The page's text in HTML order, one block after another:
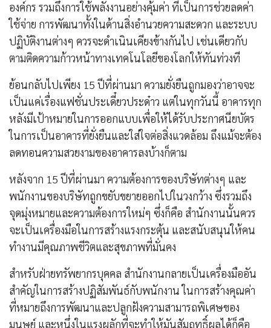
องค์กร รวมถึงการใช้พลังงานอย่างคุ้มค่า ที่เป็นการช่วยลดค่า
ใช้จ่าย การพัฒนาทั้งในด้านสิ่งอำนวยความสะดวก และระบบ
ปฏิบัติงานต่างๆ ควรจะดำเนินเคียงข้างกันไป เช่นเดียวกับ
ตามติดความก้าวหน้าทางเทคโนโลยีของโลกให้ทันท่วงที
ย้อนกลับไปเพียง 15 ปีที่ผ่านมา ความยั่งยืนถูกมองว่าอาจจะ
เป็นแค่เรื่องแฟชั่นประเดี๋ยวประด๋าว แต่ในทุกวันนี้ อาคารทุก
หลังมีเป้าหมายในการออกแบบเพื่อให้ได้รับประกาศนียบัตร
ในการเป็นอาคารที่ยั่งยืนและใส่ใจต่อสิ่งแวดล้อม ถึงแม้จะต้อง
ลดทอนความสวยงามของอาคารลงบ้างก็ตาม
หลังจาก 15 ปีที่ผ่านมา ความต้องการของบริษัทต่างๆ และ
พนักงานของบริษัทถูกขยับขยายออกไปในวงกว้าง ซึ่งรวมถึง
จุดมุ่งหมายและความต้องการใหม่ๆ ซึ่งก็คือ สำนักงานนั้นควร
จะเป็นเครื่องมือในการสร้างแรงกระตุ้น และสนับสนุนให้คน
ทำงานมีคุณภาพชีวิตและสุขภาพที่มั่นคง
สำหรับฝ่ายทรัพยากรบุคคล สำนักงานกลายเป็นเครื่องมืออัน
สำคัญในการสร้างปฏิสัมพันธ์กับพนักงาน ในการสร้างคุณค่า
ที่หมายถึงการพัฒนาและปลูกฝังความสามารถพิเศษของ
มนุษย์ และหนึ่งในแรงผลักที่จะทำให้มันสัมฤทธิ์ผลได้ก็คือ